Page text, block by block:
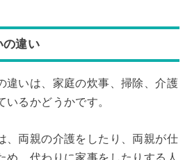
の違い
違いは、家庭の炊事、掃除、介護
るかどうかです。
、両親の介護をしたり、両親が仕
め、代わりに家事をしたりする人